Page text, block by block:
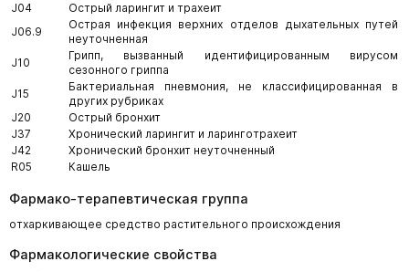
J04
Острый ларингит и трахеит
J06.9
Острая инфекция верхних отделов дыхательных путей
неуточненная
J10
Грипп, вызванный идентифицированным вирусом
сезонного гриппа
J15
Бактериальная пневмония, не классифицированная в
других рубриках
J20
Острый бронхит
J37
Хронический ларингит и ларинготрахеит
J42
Хронический бронхит неуточненный
R05
Кашель
Фармако-терапевтическая группа
отхаркивающее средство растительного происхождения
Фармакологические свойства